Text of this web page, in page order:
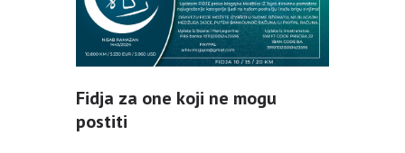
USLUGE
MULTIMEDIJA
KONTAKT
DONACIJE
Fidja za one koji ne mogu
postiti